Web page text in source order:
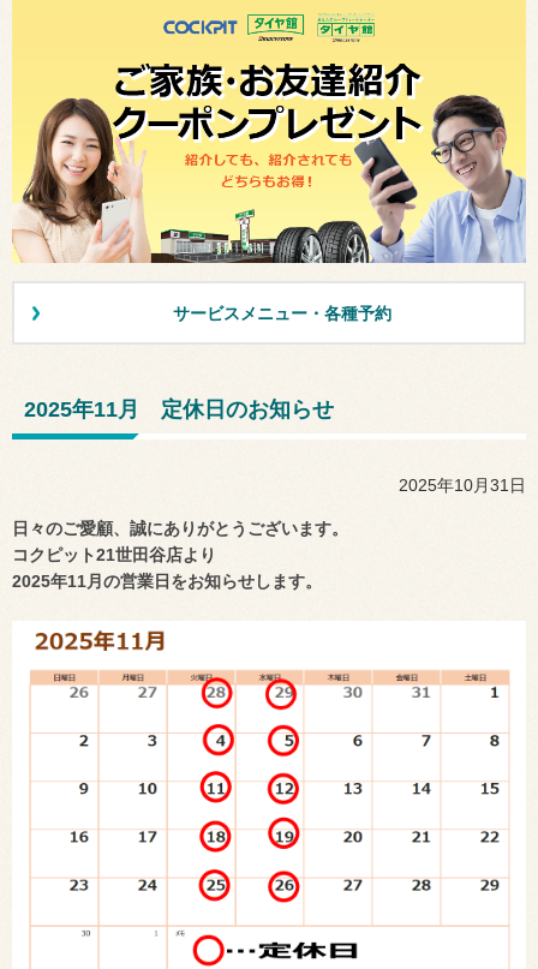
サービスメニュー・各種予約
2025年11月 定休日のお知らせ
2025年10月31日
日々のご愛顧、誠にありがとうございます。
コクピット21世田谷店より
2025年11月の営業日をお知らせします。